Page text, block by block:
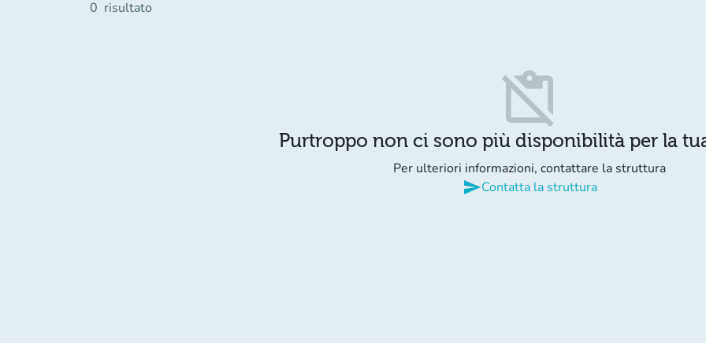
0 risultato
content_paste_off
Purtroppo non ci sono più disponibilità per la
Per ulteriori informazioni, contattare la struttura
sendContatta la struttura